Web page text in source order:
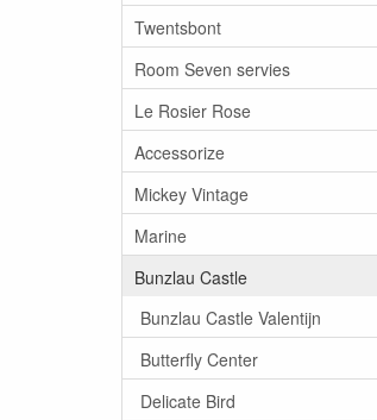
Twentsbont
Room Seven servies
Le Rosier Rose
Accessorize
Mickey Vintage
Marine
Bunzlau Castle
Bunzlau Castle Valentijn
Butterfly Center
Delicate Bird